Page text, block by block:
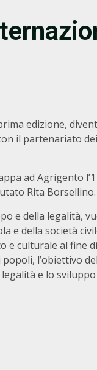
edizione,
il partenariato
ad Agrigento
Rita Borsellino.
e della legalità,
e della società
e culturale al fine
l’obiettivo
e lo